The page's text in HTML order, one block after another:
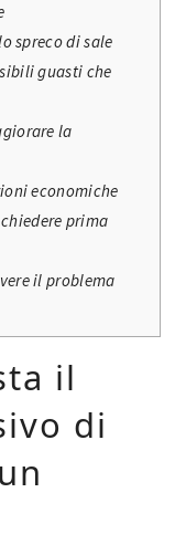
spreco di sale
guasti che
la
economiche
prima
il problema
il
di